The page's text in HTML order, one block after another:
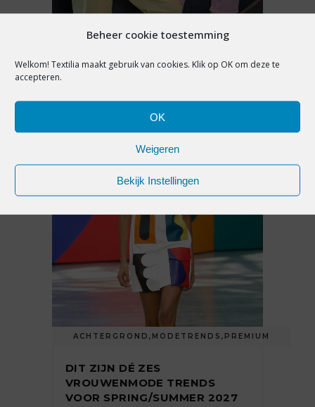
Beheer cookie toestemming
Welkom! Textilia maakt gebruik van cookies. Klik op OK om deze te
accepteren.
OK
Weigeren
Bekijk Instellingen
ANNELOES: TERUGBLIKKEN EN
ACHTERGROND , MODETRENDS , PREMIUM
DIT ZIJN DÉ ZES
VROUWENMODE TRENDS
VOOR SPRING/SUMMER 2027